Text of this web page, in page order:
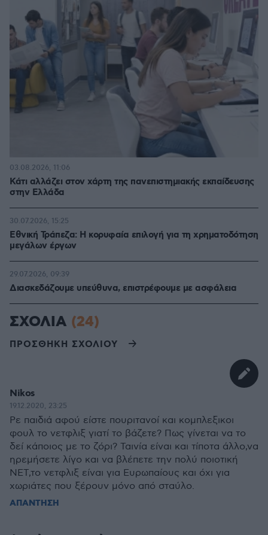
Κάτι αλλάζει στον χάρτη της πανεπιστημιακής εκπαίδευσης
στην Ελλάδα
03.08.2026, 11:06
Εθνική Τράπεζα: Η κορυφαία επιλογή για τη χρηματοδότηση
μεγάλων έργων
30.07.2026, 15:25
Διασκεδάζουμε υπεύθυνα, επιστρέφουμε με ασφάλεια
29.07.2026, 09:39
ΣΧΟΛΙΑ (24)
ΠΡΟΣΘΗΚΗ ΣΧΟΛΙΟΥ
Nikos
19.12.2020, 23:25
Ρε παιδιά αφού είστε πουριτανοί και κομπλεξικοι
φουλ το νετφλιξ γιατί το βάζετε? Πως γίνεται να το
δεί κάποιος με το ζόρι? Ταινία είναι και τίποτα άλλο,να
ηρεμήσετε λίγο και να βλέπετε την πολύ ποιοτική
ΝΕΤ,το νετφλιξ είναι για Ευρωπαίους και όχι για
χωριάτες που ξέρουν μόνο από σταύλο.
ΑΠΑΝΤΗΣΗ